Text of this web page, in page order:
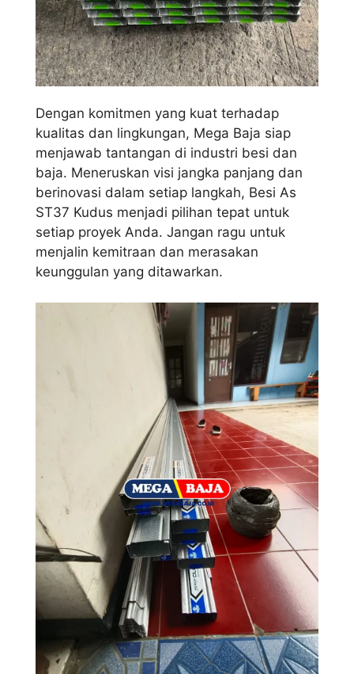
Dengan komitmen yang kuat terhadap
kualitas dan lingkungan, Mega Baja siap
menjawab tantangan di industri besi dan
baja. Meneruskan visi jangka panjang dan
berinovasi dalam setiap langkah, Besi As
ST37 Kudus menjadi pilihan tepat untuk
setiap proyek Anda. Jangan ragu untuk
menjalin kemitraan dan merasakan
keunggulan yang ditawarkan.